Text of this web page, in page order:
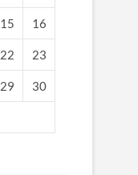
15 16
22 23
29 30